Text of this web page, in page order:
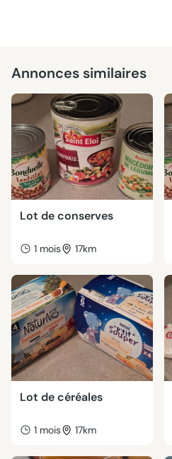
Annonces similaires
Lot de conserves
1 mois 17km
Lot de céréales
1 mois 17km